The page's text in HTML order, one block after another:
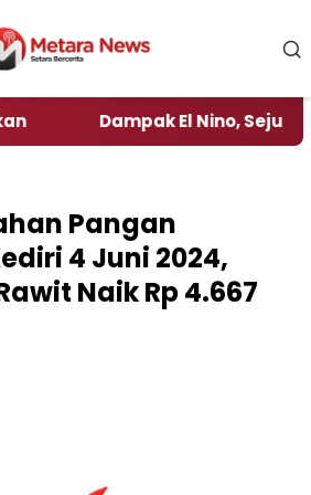
Dampak El Nino, Sejumlah
Pangan
4 Juni 2024,
Naik Rp 4.667